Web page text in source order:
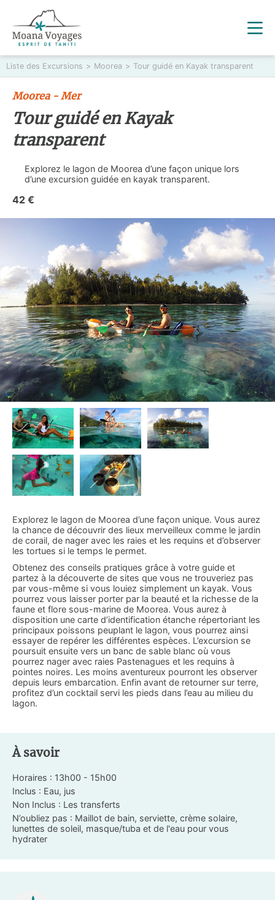
Liste des Excursions > Moorea > Tour guidé en Kayak transparent
Moorea - Mer
Tour guidé en Kayak
transparent
Explorez le lagon de Moorea d’une façon unique lors
d’une excursion guidée en kayak transparent.
42 €
Explorez le lagon de Moorea d’une façon unique. Vous aurez
la chance de découvrir des lieux merveilleux comme le jardin
de corail, de nager avec les raies et les requins et d’observer
les tortues si le temps le permet.
Obtenez des conseils pratiques grâce à votre guide et
partez à la découverte de sites que vous ne trouveriez pas
par vous-même si vous louiez simplement un kayak. Vous
pourrez vous laisser porter par la beauté et la richesse de la
faune et flore sous-marine de Moorea. Vous aurez à
disposition une carte d’identification étanche répertoriant les
principaux poissons peuplant le lagon, vous pourrez ainsi
essayer de repérer les différentes espèces. L’excursion se
poursuit ensuite vers un banc de sable blanc où vous
pourrez nager avec raies Pastenagues et les requins à
pointes noires. Les moins aventureux pourront les observer
depuis leurs embarcation. Enfin avant de retourner sur terre,
profitez d’un cocktail servi les pieds dans l’eau au milieu du
lagon.
À savoir
Horaires : 13h00 - 15h00
Inclus : Eau, jus
Non Inclus : Les transferts
N’oubliez pas : Maillot de bain, serviette, crème solaire,
lunettes de soleil, masque/tuba et de l'eau pour vous
hydrater